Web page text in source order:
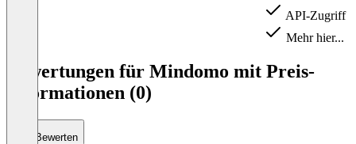
API-Zugriff
Mehr hier...
Bewertungen für Mindomo mit Preis-
Informationen (0)
Bewerten